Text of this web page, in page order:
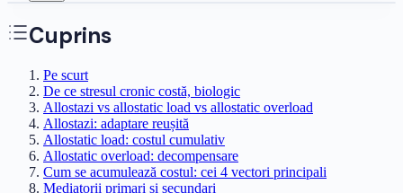
Cuprins
Pe scurt
De ce stresul cronic costă, biologic
Allostazi vs allostatic load vs allostatic overload
Allostazi: adaptare reușită
Allostatic load: costul cumulativ
Allostatic overload: decompensare
Cum se acumulează costul: cei 4 vectori principali
Mediatorii primari și secundari